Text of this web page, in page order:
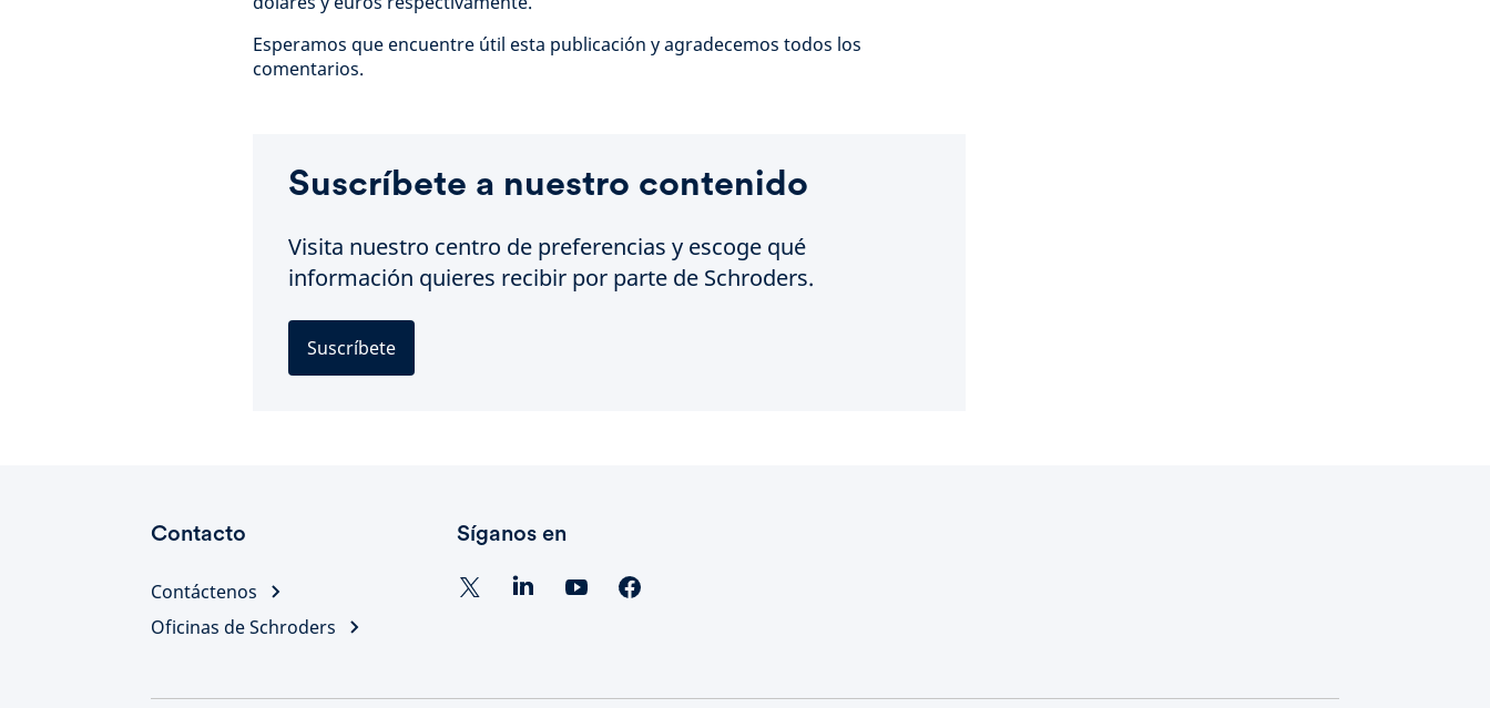
Esperamos que encuentre útil esta publicación y agradecemos todos los
comentarios.
Suscríbete a nuestro contenido
Visita nuestro centro de preferencias y escoge qué
información quieres recibir por parte de Schroders.
Suscríbete
Contacto
Contáctenos
Oficinas de Schroders
Síganos en